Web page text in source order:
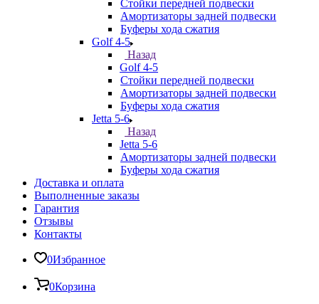
Стойки передней подвески
Амортизаторы задней подвески
Буферы хода сжатия
Golf 4-5
Назад
Golf 4-5
Стойки передней подвески
Амортизаторы задней подвески
Буферы хода сжатия
Jetta 5-6
Назад
Jetta 5-6
Амортизаторы задней подвески
Буферы хода сжатия
Доставка и оплата
Выполненные заказы
Гарантия
Отзывы
Контакты
0Избранное
0Корзина